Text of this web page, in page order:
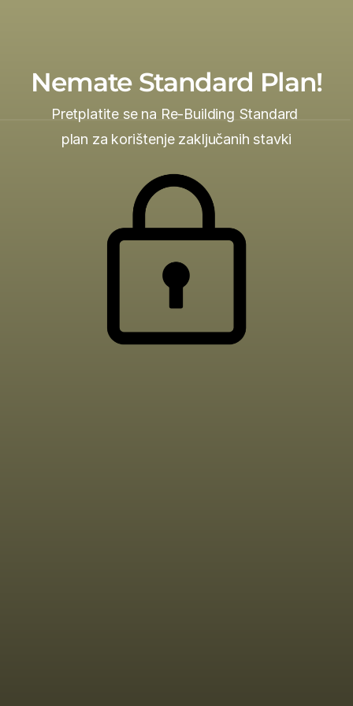
Nemate Standard Plan!
Pretplatite se na Re-Building Standard
plan za korištenje zaključanih stavki